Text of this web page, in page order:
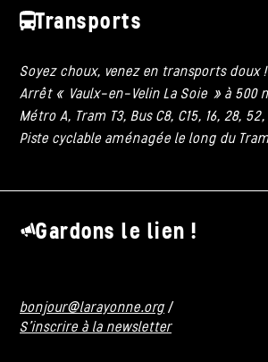
Transports
Soyez choux, venez en transports doux !
Arrêt « Vaulx-en-Velin La Soie » à 500
Métro A, Tram T3, Bus C8, C15, 16, 28, 52,
Piste cyclable aménagée le long du
Gardons le lien !
bonjour@larayonne.org /
S'inscrire à la newsletter